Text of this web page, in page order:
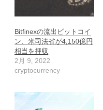
Bitfinexの流出ビットコイ
ン、米司法省が4,150億円
相当を押収
2月 9, 2022
cryptocurrency